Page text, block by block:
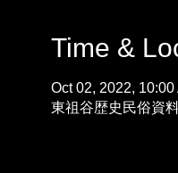
Time &
Oct 02, 2022, 10:00
東祖谷歴史民俗資